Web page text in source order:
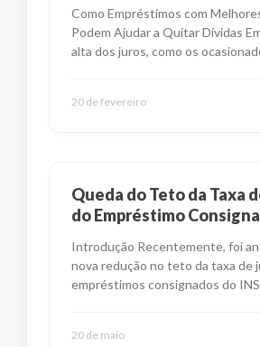
Como Empréstimos com
Podem Ajudar a Quitar Dívidas
alta dos juros, como os
20 de fevereiro
Queda do Teto da Taxa
do Empréstimo
Introdução Recentemente, foi
nova redução no teto da taxa de
empréstimos consignados do
20 de maio